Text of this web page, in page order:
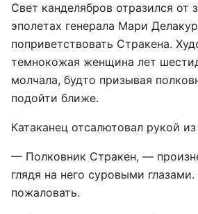
Свет канделябров отразился от
эполетах генерала Мари
поприветствовать Стракена.
темнокожая женщина лет
молчала, будто призывая
подойти ближе.
Катаканец отсалютовал рукой
— Полковник Стракен, —
глядя на него суровыми
пожаловать.